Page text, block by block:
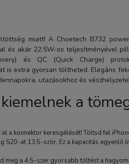
miatt! A Choetech B732
és akár 22.5W-os teljesítményével
és QC (Quick Charge)
is extra gyorsan töltheted. Elegáns
utazásokhoz és
a
el a konnektor keresgélését! Töltsd fel
S20-at 13.5-ször. Ez a kapacitás egyenlő
meg a 4.5-szer gyorsabb töltést a